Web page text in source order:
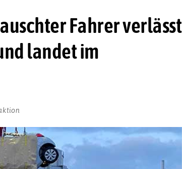
Fahrer verlässt
landet im